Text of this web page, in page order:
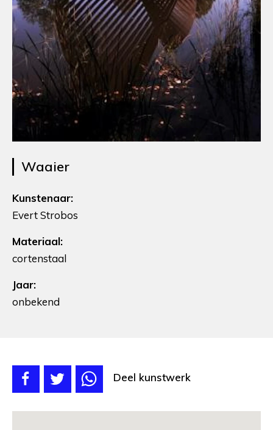
Waaier
Kunstenaar:
Evert Strobos
Materiaal:
cortenstaal
Jaar:
onbekend
Deel kunstwerk